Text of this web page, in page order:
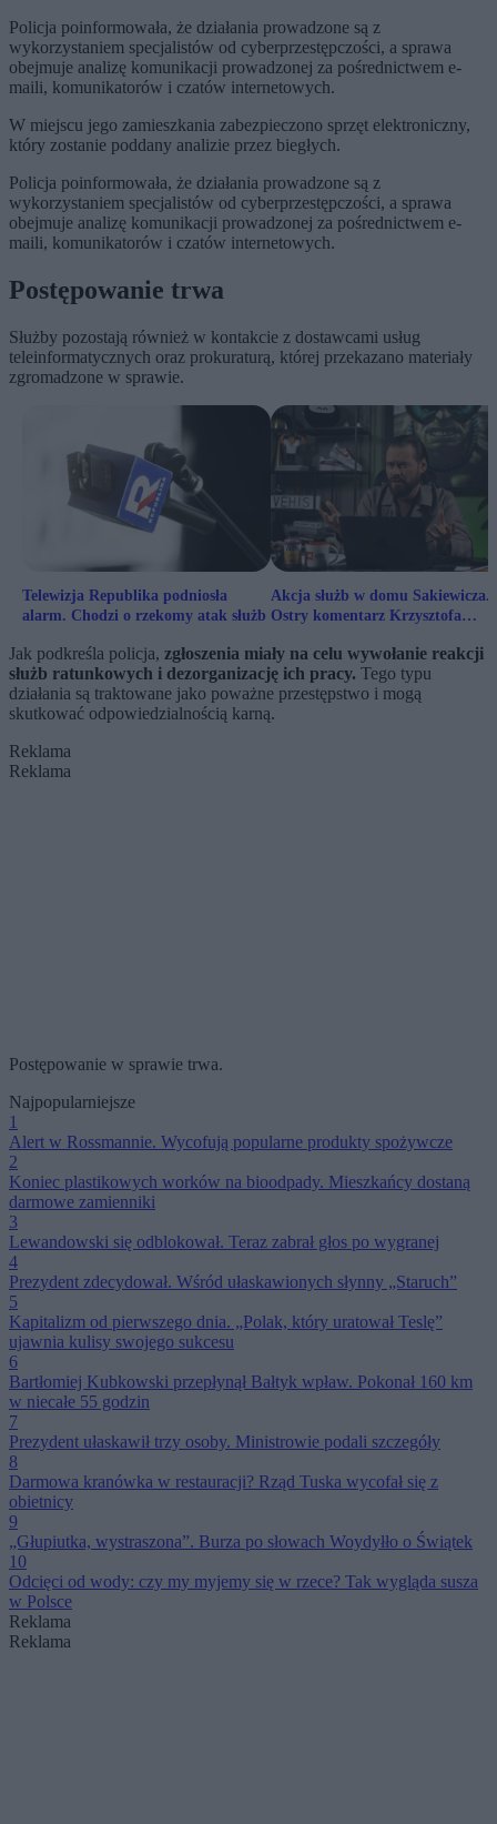
Policja poinformowała, że działania prowadzone są z
wykorzystaniem specjalistów od cyberprzestępczości, a sprawa
obejmuje analizę komunikacji prowadzonej za pośrednictwem e-
maili, komunikatorów i czatów internetowych.
W miejscu jego zamieszkania zabezpieczono sprzęt elektroniczny,
który zostanie poddany analizie przez biegłych.
Policja poinformowała, że działania prowadzone są z
wykorzystaniem specjalistów od cyberprzestępczości, a sprawa
obejmuje analizę komunikacji prowadzonej za pośrednictwem e-
maili, komunikatorów i czatów internetowych.
Postępowanie trwa
Służby pozostają również w kontakcie z dostawcami usług
teleinformatycznych oraz prokuraturą, której przekazano materiały
zgromadzone w sprawie.
Telewizja Republika podniosła
alarm. Chodzi o rzekomy atak służb
Akcja służb w domu Sakiewicza.
Ostry komentarz Krzysztofa
Jak podkreśla policja, zgłoszenia miały na celu wywołanie reakcji
służb ratunkowych i dezorganizację ich pracy. Tego typu
działania są traktowane jako poważne przestępstwo i mogą
skutkować odpowiedzialnością karną.
Reklama
Reklama
Postępowanie w sprawie trwa.
Najpopularniejsze
1
Alert w Rossmannie. Wycofują popularne produkty spożywcze
2
Koniec plastikowych worków na bioodpady. Mieszkańcy dostaną
darmowe zamienniki
3
Lewandowski się odblokował. Teraz zabrał głos po wygranej
4
Prezydent zdecydował. Wśród ułaskawionych słynny „Staruch”
5
Kapitalizm od pierwszego dnia. „Polak, który uratował Teslę”
ujawnia kulisy swojego sukcesu
6
Bartłomiej Kubkowski przepłynął Bałtyk wpław. Pokonał 160 km
w niecałe 55 godzin
7
Prezydent ułaskawił trzy osoby. Ministrowie podali szczegóły
8
Darmowa kranówka w restauracji? Rząd Tuska wycofał się z
obietnicy
9
„Głupiutka, wystraszona”. Burza po słowach Woydyłło o Świątek
10
Odcięci od wody: czy my myjemy się w rzece? Tak wygląda susza
w Polsce
Reklama
Reklama